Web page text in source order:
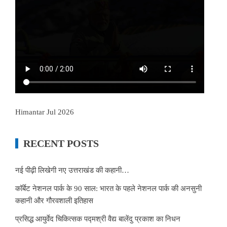
Himantar Jul 2026
RECENT POSTS
नई पीढ़ी लिखेगी नए उत्तराखंड की कहानी…
कॉर्बेट नेशनल पार्क के 90 साल: भारत के पहले नेशनल पार्क की अनसुनी
कहानी और गौरवशाली इतिहास
प्रसिद्ध आयुर्वेद चिकित्सक पद्मश्री वैद्य बालेंदु प्रकाश का निधन